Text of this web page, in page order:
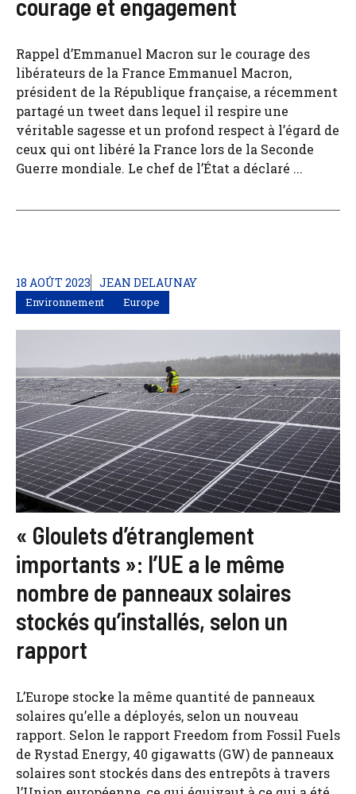
courage et engagement
Rappel d’Emmanuel Macron sur le courage des
libérateurs de la France Emmanuel Macron,
président de la République française, a récemment
partagé un tweet dans lequel il respire une
véritable sagesse et un profond respect à l’égard de
ceux qui ont libéré la France lors de la Seconde
Guerre mondiale. Le chef de l’État a déclaré ...
18 AOÛT 2023 JEAN DELAUNAY
Environnement Europe
« Gloulets d’étranglement
importants »: l’UE a le même
nombre de panneaux solaires
stockés qu’installés, selon un
rapport
L’Europe stocke la même quantité de panneaux
solaires qu’elle a déployés, selon un nouveau
rapport. Selon le rapport Freedom from Fossil Fuels
de Rystad Energy, 40 gigawatts (GW) de panneaux
solaires sont stockés dans des entrepôts à travers